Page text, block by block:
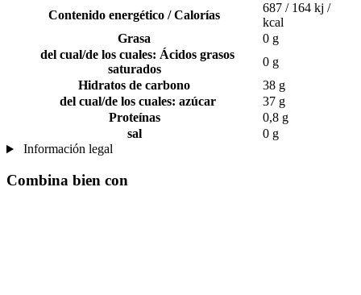
Contenido energético / Calorías
687 / 164 kj /
kcal
Grasa
0 g
del cual/de los cuales: Ácidos grasos
saturados
0 g
Hidratos de carbono
38 g
del cual/de los cuales: azúcar
37 g
Proteínas
0,8 g
sal
0 g
Información legal
Combina bien con